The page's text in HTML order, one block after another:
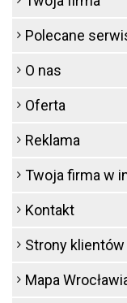
Polecane
O nas
Oferta
Reklama
Twoja firma w
Kontakt
Strony klientów
Mapa